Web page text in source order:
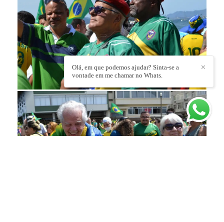
✕
Olá, em que podemos ajudar? Sinta-se a
vontade em me chamar no Whats.